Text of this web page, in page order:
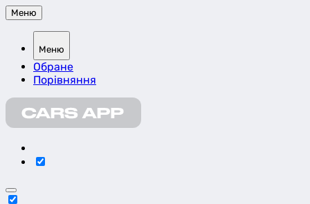
Меню
Меню
Обране
Порівняння